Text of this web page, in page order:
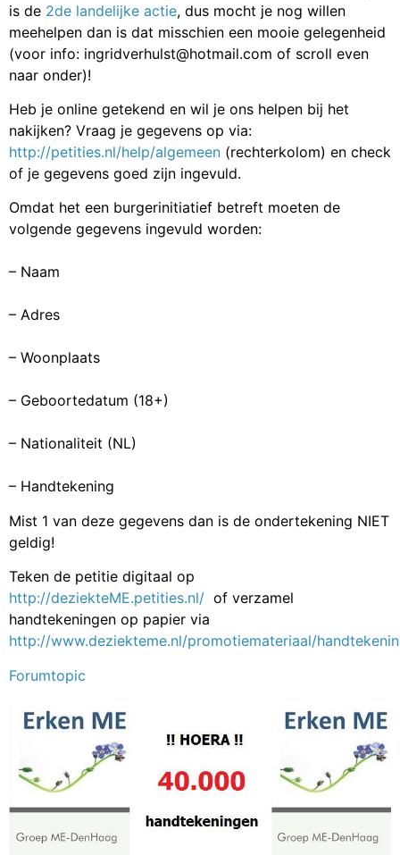
is de 2de landelijke actie, dus mocht je nog willen
meehelpen dan is dat misschien een mooie gelegenheid
(voor info: ingridverhulst@hotmail.com of scroll even
naar onder)!
Heb je online getekend en wil je ons helpen bij het
nakijken? Vraag je gegevens op via:
http://petities.nl/help/algemeen (rechterkolom) en check
of je gegevens goed zijn ingevuld.
Omdat het een burgerinitiatief betreft moeten de
volgende gegevens ingevuld worden:
– Naam
– Adres
– Woonplaats
– Geboortedatum (18+)
– Nationaliteit (NL)
– Handtekening
Mist 1 van deze gegevens dan is de ondertekening NIET
geldig!
Teken de petitie digitaal op
http://deziekteME.petities.nl/ of verzamel
handtekeningen op papier via
http://www.deziekteme.nl/promotiemateriaal/
Forumtopic